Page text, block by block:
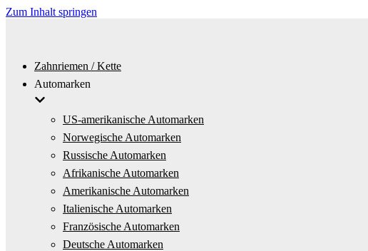
Zum Inhalt springen
Zahnriemen / Kette
Automarken
US-amerikanische Automarken
Norwegische Automarken
Russische Automarken
Afrikanische Automarken
Amerikanische Automarken
Italienische Automarken
Französische Automarken
Deutsche Automarken